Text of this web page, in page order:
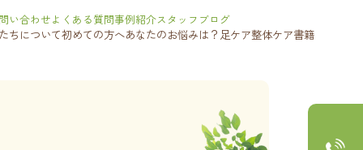
い合わせよくある質問事例紹介スタッフブログ
ちについて初めての方へあなたのお悩みは？ 足ケア整体ケア書籍